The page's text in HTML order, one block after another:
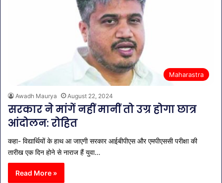
Maharastra
Awadh Maurya August 22, 2024
सरकार ने मांगें नहीं मानीं तो उग्र होगा छात्र
आंदोलन: रोहित
कहा- विद्यार्थियों के हाथ आ जाएगी सरकार आईबीपीएस और एमपीएससी परीक्षा की
तारीख एक दिन होने से नाराज हैं युवा…
Read More »